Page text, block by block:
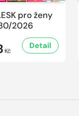
pro ženy
2026
Kč
Detail